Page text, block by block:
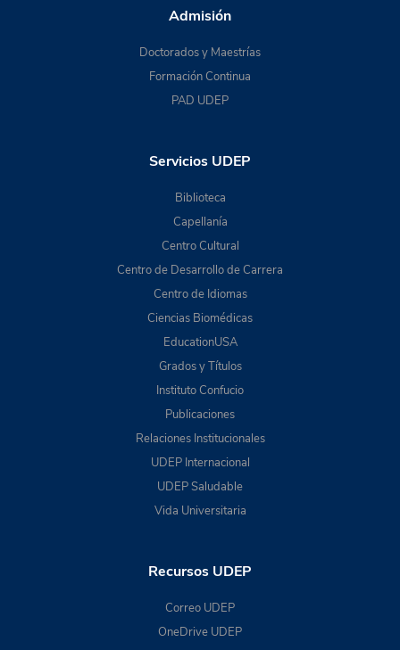
Admisión
Doctorados y Maestrías
Formación Continua
PAD UDEP
Servicios UDEP
Biblioteca
Capellanía
Centro Cultural
Centro de Desarrollo de Carrera
Centro de Idiomas
Ciencias Biomédicas
EducationUSA
Grados y Títulos
Instituto Confucio
Publicaciones
Relaciones Institucionales
UDEP Internacional
UDEP Saludable
Vida Universitaria
Recursos UDEP
Correo UDEP
OneDrive UDEP